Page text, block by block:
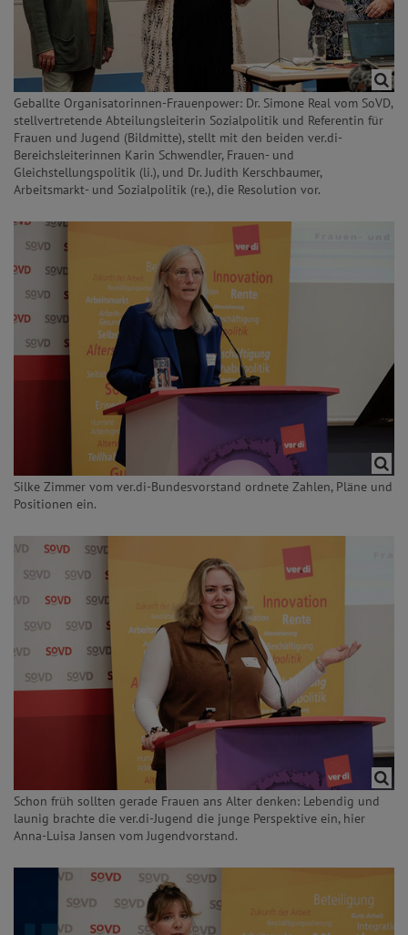
Geballte Organisatorinnen-Frauenpower: Dr. Simone Real vom SoVD,
stellvertretende Abteilungsleiterin Sozialpolitik und Referentin für
Frauen und Jugend (Bildmitte), stellt mit den beiden ver.di-
Bereichsleiterinnen Karin Schwendler, Frauen- und
Gleichstellungspolitik (li.), und Dr. Judith Kerschbaumer,
Arbeitsmarkt- und Sozialpolitik (re.), die Resolution vor.
Silke Zimmer vom ver.di-Bundesvorstand ordnete Zahlen, Pläne und
Positionen ein.
Schon früh sollten gerade Frauen ans Alter denken: Lebendig und
launig brachte die ver.di-Jugend die junge Perspektive ein, hier
Anna-Luisa Jansen vom Jugendvorstand.